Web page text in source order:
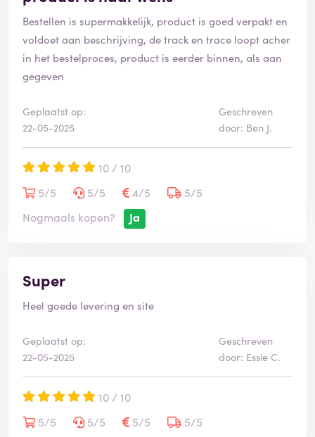
Bestellen is supermakkelijk, product is goed verpakt en
voldoet aan beschrijving, de track en trace loopt acher
in het bestelproces, product is eerder binnen, als aan
gegeven
Geplaatst op:
22-05-2025
Geschreven
door: Ben J.
10 / 10
5/5
5/5 4/5
5/5
Nogmaals kopen?
Ja
Super
Heel goede levering en site
Geplaatst op:
22-05-2025
Geschreven
door: Essie C.
10 / 10
5/5
5/5 5/5 5/5